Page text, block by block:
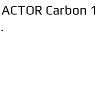
Carbon